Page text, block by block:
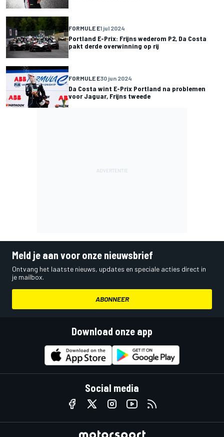
FORMULE E1 jul 2024
Portland E-Prix: Frijns wederom P2, Da Costa
pakt derde overwinning op rij
FORMULE E30 jun 2024
Da Costa wint E-Prix Portland na problemen
voor Jaguar, Frijns tweede
Meld je aan voor onze nieuwsbrief
Ontvang het laatste nieuws, updates en speciale acties direct in
je mailbox.
ABONNEER
Download onze app
Social media